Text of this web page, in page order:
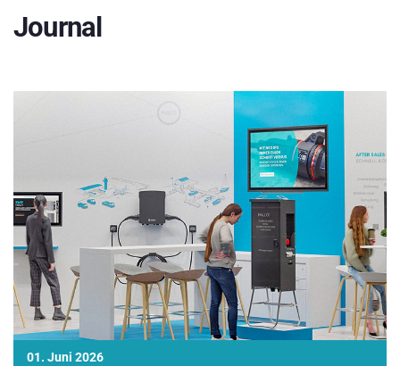
Journal
01. Juni 2026